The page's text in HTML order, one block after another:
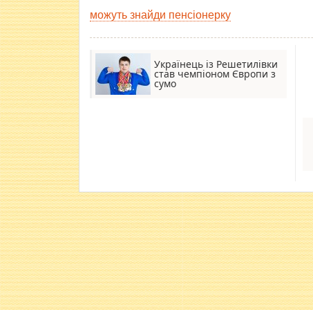
можуть знайди пенсіонерку
Українець із Решетилівки
став чемпіоном Європи з
сумо